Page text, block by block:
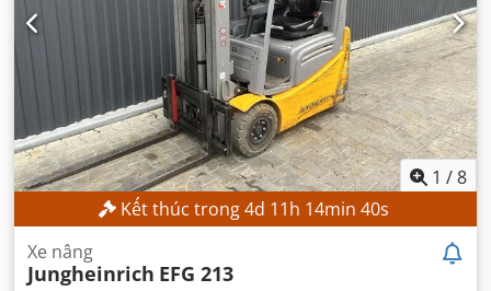
1 /8
Kết thúc trong4d 11h 14min 38s
Xe nâng
Jungheinrich EFG 213